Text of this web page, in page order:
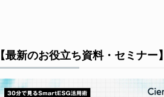
【最新のお役立ち資料・セミナー】